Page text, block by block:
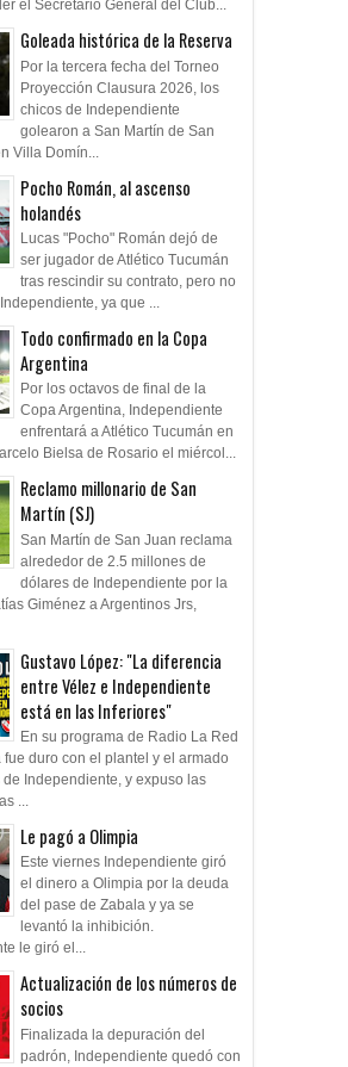
el Secretario General del Club...
Goleada histórica de la Reserva
Por la tercera fecha del Torneo
Proyección Clausura 2026, los
chicos de Independiente
golearon a San Martín de San
Villa Domín...
Pocho Román, al ascenso
holandés
Lucas "Pocho" Román dejó de
ser jugador de Atlético Tucumán
tras rescindir su contrato, pero no
ya que ...
Todo confirmado en la Copa
Argentina
Por los octavos de final de la
Copa Argentina, Independiente
enfrentará a Atlético Tucumán en
Bielsa de Rosario el miércol...
Reclamo millonario de San
Martín (SJ)
San Martín de San Juan reclama
alrededor de 2.5 millones de
dólares de Independiente por la
Giménez a Argentinos Jrs,
Gustavo López: "La diferencia
entre Vélez e Independiente
está en las Inferiores"
En su programa de Radio La Red
duro con el plantel y el armado
Independiente, y expuso las
...
Le pagó a Olimpia
Este viernes Independiente giró
el dinero a Olimpia por la deuda
del pase de Zabala y ya se
levantó la inhibición.
le giró el...
Actualización de los números de
socios
Finalizada la depuración del
padrón, Independiente quedó con